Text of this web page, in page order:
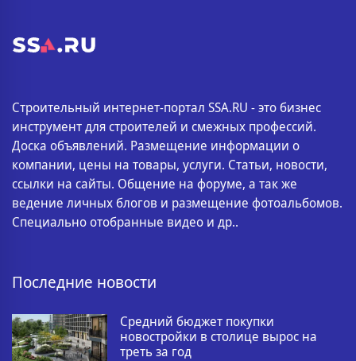
Строительный интернет-портал SSA.RU - это бизнес
инструмент для строителей и смежных профессий.
Доска объявлений. Размещение информации о
компании, цены на товары, услуги. Статьи, новости,
ссылки на сайты. Общение на форуме, а так же
ведение личных блогов и размещение фотоальбомов.
Специально отобранные видео и др..
Последние новости
Средний бюджет покупки
новостройки в столице вырос на
треть за год